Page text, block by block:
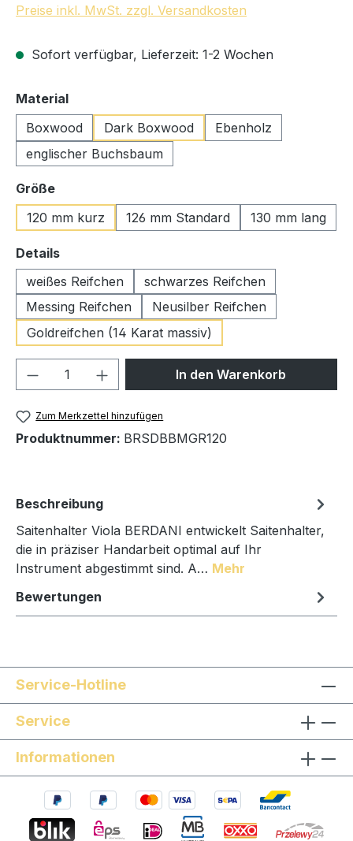
Preise inkl. MwSt. zzgl. Versandkosten
Sofort verfügbar, Lieferzeit: 1-2 Wochen
Materialauswählen
Boxwood
Dark Boxwood
Ebenholz
englischer Buchsbaum
Größeauswählen
120 mm kurz
126 mm Standard 130 mm lang
Detailsauswählen
weißes Reifchen
schwarzes Reifchen
Messing Reifchen
Neusilber Reifchen
Goldreifchen (14 Karat massiv)
Produkt Anzahl: Gib denIn den Warenkorb
Zum Merkzettel hinzufügen
Produktnummer: BRSDBBMGR120
Beschreibung
Saitenhalter Viola BERDANI entwickelt Saitenhalter,
die in präziser Handarbeit optimal auf Ihr
Instrument abgestimmt sind. A… Mehr
Bewertungen
Service-Hotline
Service
Informationen